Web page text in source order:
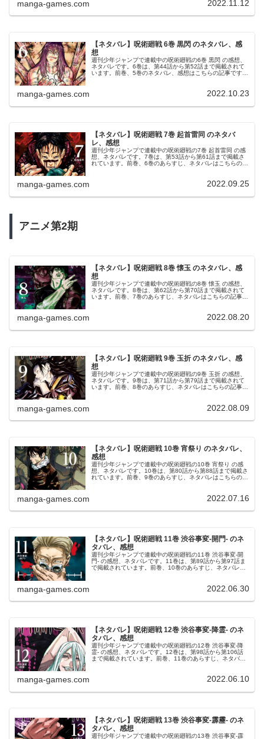
manga-games.com 2022.11.12
【ネタバレ】呪術廻戦 6巻 黒閃 のネタバレ、感
想
週刊少年ジャンプで連載中の呪術廻戦の6巻 黒閃 の感想、
ネタバレです。6巻は、第44話から第52話まで掲載されて
います。前巻、5巻のネタバレ、感想はこちらの記事です。
manga-games.com 2022.10.23
【ネタバレ】呪術廻戦 7巻 起首雷同 のネタバ
レ、感想
週刊少年ジャンプで連載中の呪術廻戦の7巻 起首雷同 の感
想、ネタバレです。7巻は、第53話から第61話まで掲載さ
れています。前巻、6巻のあらすじ、ネタバレはこちらの記
manga-games.com 2022.09.25
アニメ第2期
【ネタバレ】呪術廻戦 8巻 懐玉 のネタバレ、感
想
週刊少年ジャンプで連載中の呪術廻戦の8巻 懐玉 の感想、
ネタバレです。8巻は、第62話から第70話まで掲載されて
います。前巻、7巻のあらすじ、ネタバレはこちらの記事で
manga-games.com 2022.08.20
【ネタバレ】呪術廻戦 9巻 玉折 のネタバレ、感
想
週刊少年ジャンプで連載中の呪術廻戦の9巻 玉折 の感想、
ネタバレです。9巻は、第71話から第79話まで掲載されて
います。前巻、8巻のあらすじ、ネタバレはこちらの記事で
manga-games.com 2022.08.09
【ネタバレ】呪術廻戦 10巻 宵祭り のネタバレ、
感想
週刊少年ジャンプで連載中の呪術廻戦の10巻 宵祭り の感
想、ネタバレです。10巻は、第80話から第88話まで掲載さ
れています。前巻、9巻のあらすじ、ネタバレはこちらの記
manga-games.com 2022.07.16
【ネタバレ】呪術廻戦 11巻 渋谷事変-開門- のネ
タバレ、感想
週刊少年ジャンプで連載中の呪術廻戦の11巻 渋谷事変-開
門- の感想、ネタバレです。11巻は、第89話から第97話ま
で掲載されています。前巻、10巻のあらすじ、ネタバレは
manga-games.com 2022.06.30
【ネタバレ】呪術廻戦 12巻 渋谷事変-降霊- のネ
タバレ、感想
週刊少年ジャンプで連載中の呪術廻戦の12巻 渋谷事変-降
霊- の感想、ネタバレです。12巻は、第98話から第106話
まで掲載されています。前巻、11巻のあらすじ、ネタバレ
manga-games.com 2022.06.10
【ネタバレ】呪術廻戦 13巻 渋谷事変-霹靂- のネ
タバレ、感想
週刊少年ジャンプで連載中の呪術廻戦の13巻 渋谷事変-霹